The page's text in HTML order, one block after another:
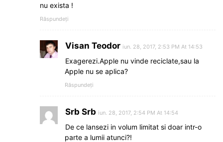
nu exista !
Răspundeți
Visan Teodor iun. 28, 2017, 2:53 PM At 14:53
Exagerezi.Apple nu vinde reciclate,sau la
Apple nu se aplica?
Răspundeți
Srb Srb iun. 28, 2017, 2:54 PM At 14:54
De ce lansezi in volum limitat si doar intr-o
parte a lumii atunci?!